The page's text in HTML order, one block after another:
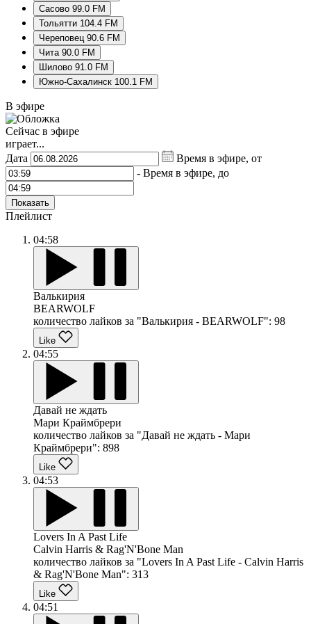
Сасово 99.0 FM
Тольятти 104.4 FM
Череповец 90.6 FM
Чита 90.0 FM
Шилово 91.0 FM
Южно-Сахалинск 100.1 FM
В эфире
Сейчас в эфире
играет...
Дата
Время в эфире, от
- Время в эфире, до
Показать
Плейлист
04:58
Валькирия
BEARWOLF
количество лайков за "Валькирия - BEARWOLF": 98
Like
04:55
Давай не ждать
Мари Краймбрери
количество лайков за "Давай не ждать - Мари
Краймбрери": 898
Like
04:53
Lovers In A Past Life
Calvin Harris & Rag'N'Bone Man
количество лайков за "Lovers In A Past Life - Calvin Harris
& Rag'N'Bone Man": 313
Like
04:51